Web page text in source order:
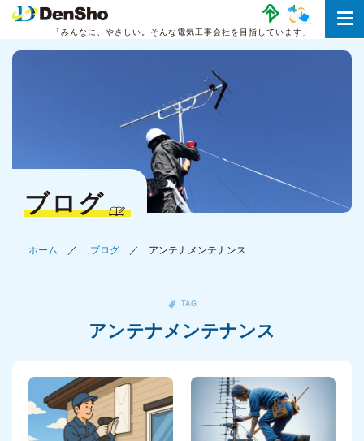
「みんなに、やさしい。 そんな電気工事会社を目指しています」
ブログ
ホーム ブログ アンテナメンテナンス
TAG
アンテナメンテナンス